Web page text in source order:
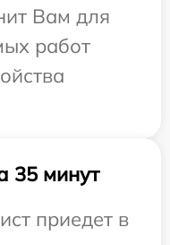
Вам для
работ
35 минут
приедет в